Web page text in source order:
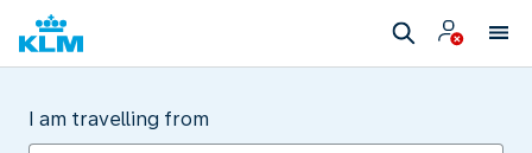
I am travelling from